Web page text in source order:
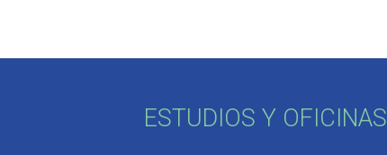
ESTUDIOS Y OFICINAS